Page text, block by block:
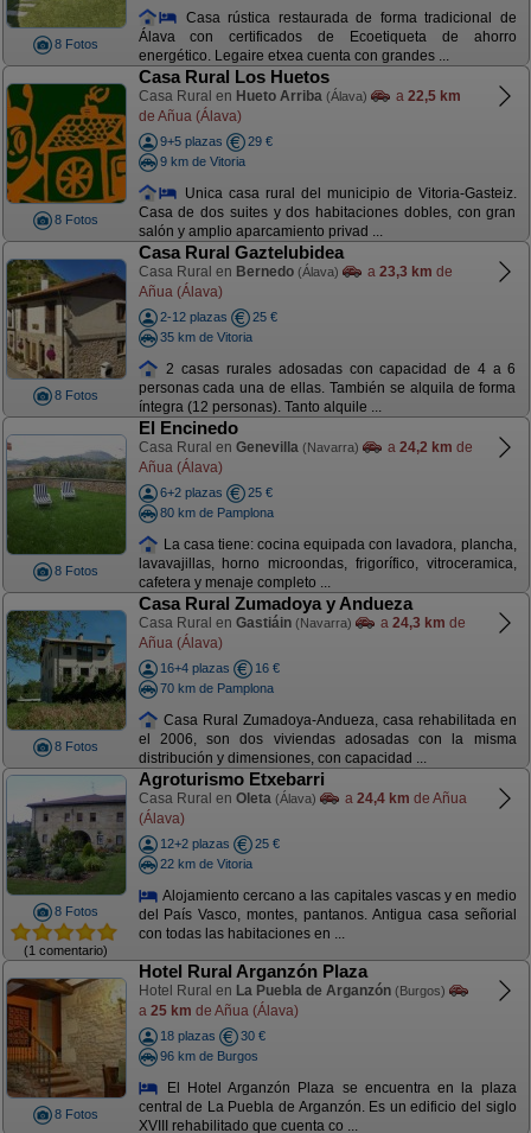
8 Fotos
Casa rústica restaurada de forma tradicional de
Álava con certificados de Ecoetiqueta de ahorro
energético. Legaire etxea cuenta con grandes ...
8 Fotos
Casa Rural Los Huetos
Casa Rural en Hueto Arriba (Álava) a 22,5 km
de Añua (Álava)
9+5 plazas
29 €
9 km de Vitoria
Unica casa rural del municipio de Vitoria-Gasteiz.
Casa de dos suites y dos habitaciones dobles, con gran
salón y amplio aparcamiento privad ...
8 Fotos
Casa Rural Gaztelubidea
Casa Rural en Bernedo (Álava) a 23,3 km de
Añua (Álava)
2-12 plazas
25 €
35 km de Vitoria
2 casas rurales adosadas con capacidad de 4 a 6
personas cada una de ellas. También se alquila de forma
íntegra (12 personas). Tanto alquile ...
8 Fotos
El Encinedo
Casa Rural en Genevilla (Navarra) a 24,2 km de
Añua (Álava)
6+2 plazas
25 €
80 km de Pamplona
La casa tiene: cocina equipada con lavadora, plancha,
lavavajillas, horno microondas, frigorífico, vitroceramica,
cafetera y menaje completo ...
8 Fotos
Casa Rural Zumadoya y Andueza
Casa Rural en Gastiáin (Navarra) a 24,3 km de
Añua (Álava)
16+4 plazas
16 €
70 km de Pamplona
Casa Rural Zumadoya-Andueza, casa rehabilitada en
el 2006, son dos viviendas adosadas con la misma
distribución y dimensiones, con capacidad ...
8 Fotos
(1 comentario)
Agroturismo Etxebarri
Casa Rural en Oleta (Álava) a 24,4 km de Añua
(Álava)
12+2 plazas
25 €
22 km de Vitoria
Alojamiento cercano a las capitales vascas y en medio
del País Vasco, montes, pantanos. Antigua casa señorial
con todas las habitaciones en ...
8 Fotos
Hotel Rural Arganzón Plaza
Hotel Rural en La Puebla de Arganzón (Burgos)
a 25 km de Añua (Álava)
18 plazas
30 €
96 km de Burgos
El Hotel Arganzón Plaza se encuentra en la plaza
central de La Puebla de Arganzón. Es un edificio del siglo
XVIII rehabilitado que cuenta co ...